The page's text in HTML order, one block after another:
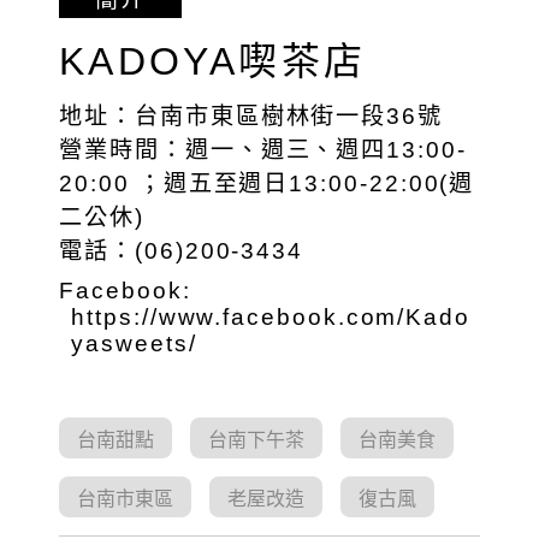
KADOYA喫茶店
地址：台南市東區樹林街一段36號
營業時間：週一、週三、週四13:00-
20:00 ；週五至週日13:00-22:00(週
二公休)
電話：(06)200-3434
Facebook:
https://www.facebook.com/Kado
yasweets/
台南甜點 台南下午茶 台南美食
台南市東區 老屋改造 復古風